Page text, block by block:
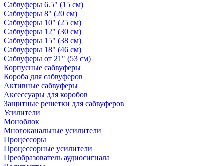
Сабвуферы 6.5" (15 см)
Сабвуферы 8" (20 см)
Сабвуферы 10" (25 см)
Сабвуферы 12" (30 см)
Сабвуферы 15" (38 см)
Сабвуферы 18" (46 см)
Сабвуферы от 21" (53 см)
Корпусные сабвуферы
Короба для сабвуферов
Активные сабвуферы
Аксессуары для коробов
Защитные решетки для сабвуферов
Усилители
Моноблок
Многоканальные усилители
Процессоры
Процессорные усилители
Преобразователь аудиосигнала